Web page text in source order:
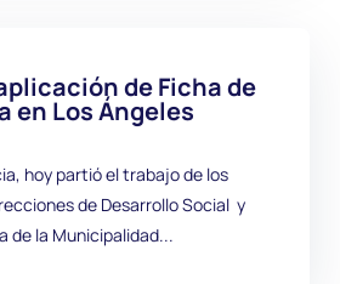
de Ficha de
en Los Ángeles
hoy partió el trabajo de los
de Desarrollo Social y
de la Municipalidad...